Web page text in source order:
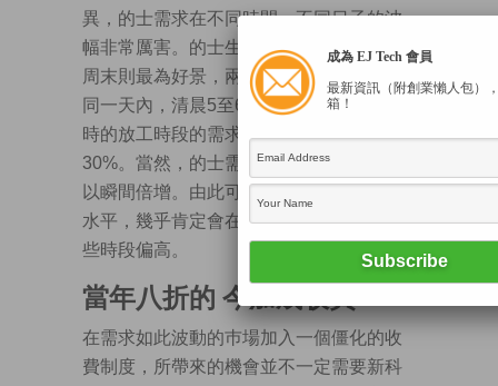
異，的士需求在不同時間、不同日子的波
幅非常厲害。的士生意在周一最為慘淡，
周末則最為好景，兩者相差高達20%；在
同一天內，清晨5至6時的 「淡季」跟7至8
時的放工時段的需求差異也往往超過
30%。當然，的士需求在惡劣天氣時也可
以瞬間倍增。由此可見，這個固定的收費
水平，幾乎肯定會在一些 時段偏低、另一
些時段偏高。
當年八折的 今加成收費
在需求如此波動的巿場加入一個僵化的收
費制度，所帶來的機會並不一定需要新科
成為 EJ Tech 會員
最新資訊（附創業懶人包）
箱！